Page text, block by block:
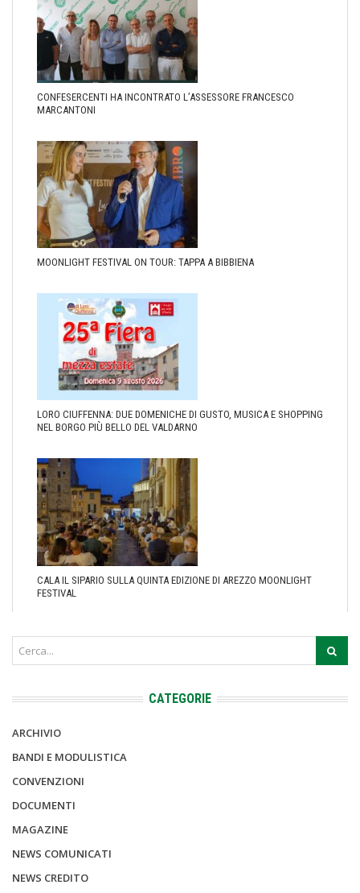
CONFESERCENTI HA INCONTRATO L’ASSESSORE FRANCESCO
MARCANTONI
MOONLIGHT FESTIVAL ON TOUR: TAPPA A BIBBIENA
LORO CIUFFENNA: DUE DOMENICHE DI GUSTO, MUSICA E SHOPPING
NEL BORGO PIÙ BELLO DEL VALDARNO
CALA IL SIPARIO SULLA QUINTA EDIZIONE DI AREZZO MOONLIGHT
FESTIVAL
CATEGORIE
ARCHIVIO
BANDI E MODULISTICA
CONVENZIONI
DOCUMENTI
MAGAZINE
NEWS COMUNICATI
NEWS CREDITO